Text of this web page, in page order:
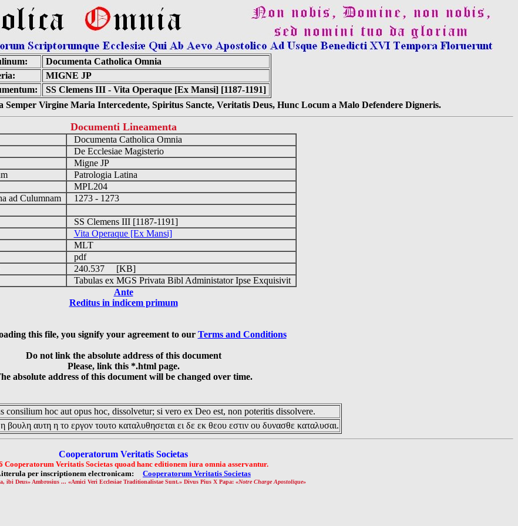
Documenta Catholica Omnia
MIGNE JP
SS Clemens III - Vita Operaque [Ex Mansi] [1187-1191]
Virgine Maria Intercedente, Spiritus Sancte, Veritatis Deus, Hunc Locum a Malo Defendere Digneris.
Documenti Lineamenta
Documenta Catholica Omnia
De Ecclesiae Magisterio
Migne JP
Patrologia Latina
MPL204
ad Culumnam
1273 - 1273
SS Clemens III [1187-1191]
Vita Operaque [Ex Mansi]
MLT
pdf
240.537 [KB]
Tabulas ex MGS Privata Bibl Administator Ipse Exquisivit
Ante
Reditus in indicem primum
this file, you signify your agreement to our Terms and Conditions
Do not link the absolute address of this document
Please, link this *.html page.
absolute address of this document will be changed over time.
consilium hoc aut opus hoc, dissolvetur; si vero ex Deo est, non poteritis dissolvere.
αυτη η το εργον τουτο καταλυθησεται ει δε εκ θεου εστιν ου δυνασθε καταλυσαι.
Cooperatorum Veritatis Societas
Cooperatorum Veritatis Societas quoad hanc editionem iura omnia asservantur.
per inscriptionem electronicam: Cooperatorum Veritatis Societas
ibi Deus» Ambrosius ... «Amici Veri Ecclesiae Traditionalistae Sunt.» Divus Pius X Papa: «Notre Charge Apostolique»